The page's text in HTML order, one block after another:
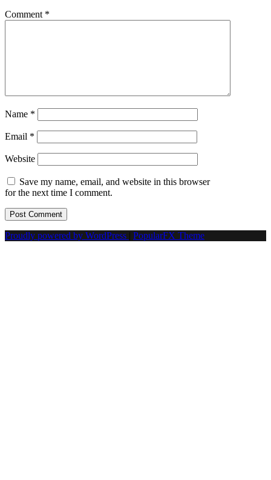
Comment *
Name *
Email *
Website
Save my name, email, and website in this browser
for the next time I comment.
Proudly powered by WordPress PopularFX Theme